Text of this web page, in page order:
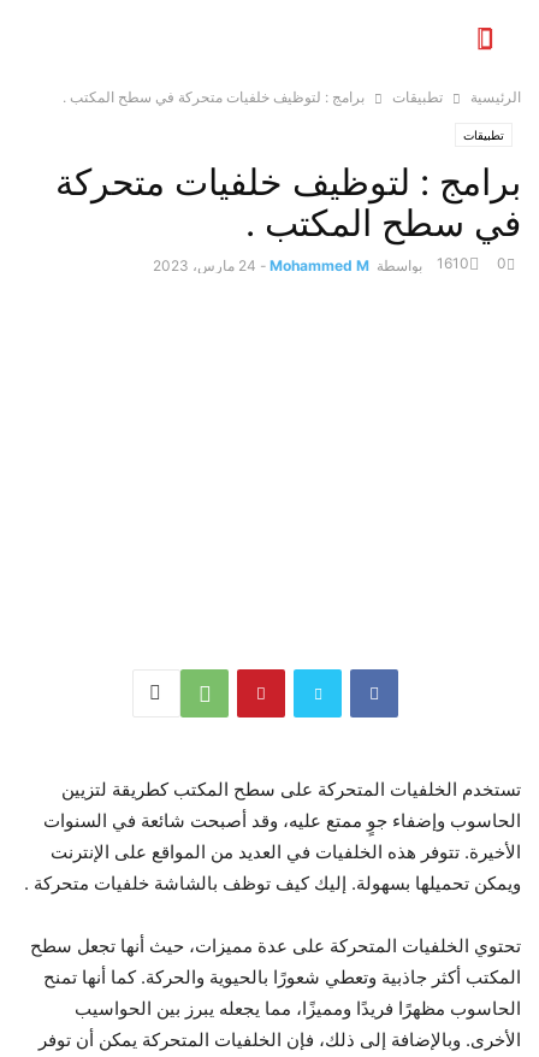
الرئيسية تطبيقات برامج : لتوظيف خلفيات متحركة في سطح المكتب .
تطبيقات
برامج : لتوظيف خلفيات متحركة
في سطح المكتب .
بواسطة Mohammed M
- 24 مارس، 2023 0
1610
تستخدم الخلفيات المتحركة على سطح المكتب كطريقة لتزيين
الحاسوب وإضفاء جوٍ ممتع عليه، وقد أصبحت شائعة في السنوات
الأخيرة. تتوفر هذه الخلفيات في العديد من المواقع على الإنترنت
ويمكن تحميلها بسهولة. إليك كيف توظف بالشاشة خلفيات متحركة .
تحتوي الخلفيات المتحركة على عدة مميزات، حيث أنها تجعل سطح
المكتب أكثر جاذبية وتعطي شعورًا بالحيوية والحركة. كما أنها تمنح
الحاسوب مظهرًا فريدًا ومميزًا، مما يجعله يبرز بين الحواسيب
الأخرى. وبالإضافة إلى ذلك، فإن الخلفيات المتحركة يمكن أن توفر